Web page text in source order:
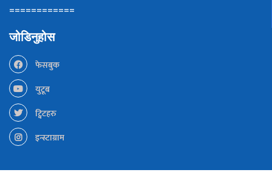
============
जोडिनुहोस
फेसबुक
युटूब
ट्विटहरु
इन्स्टाग्राम